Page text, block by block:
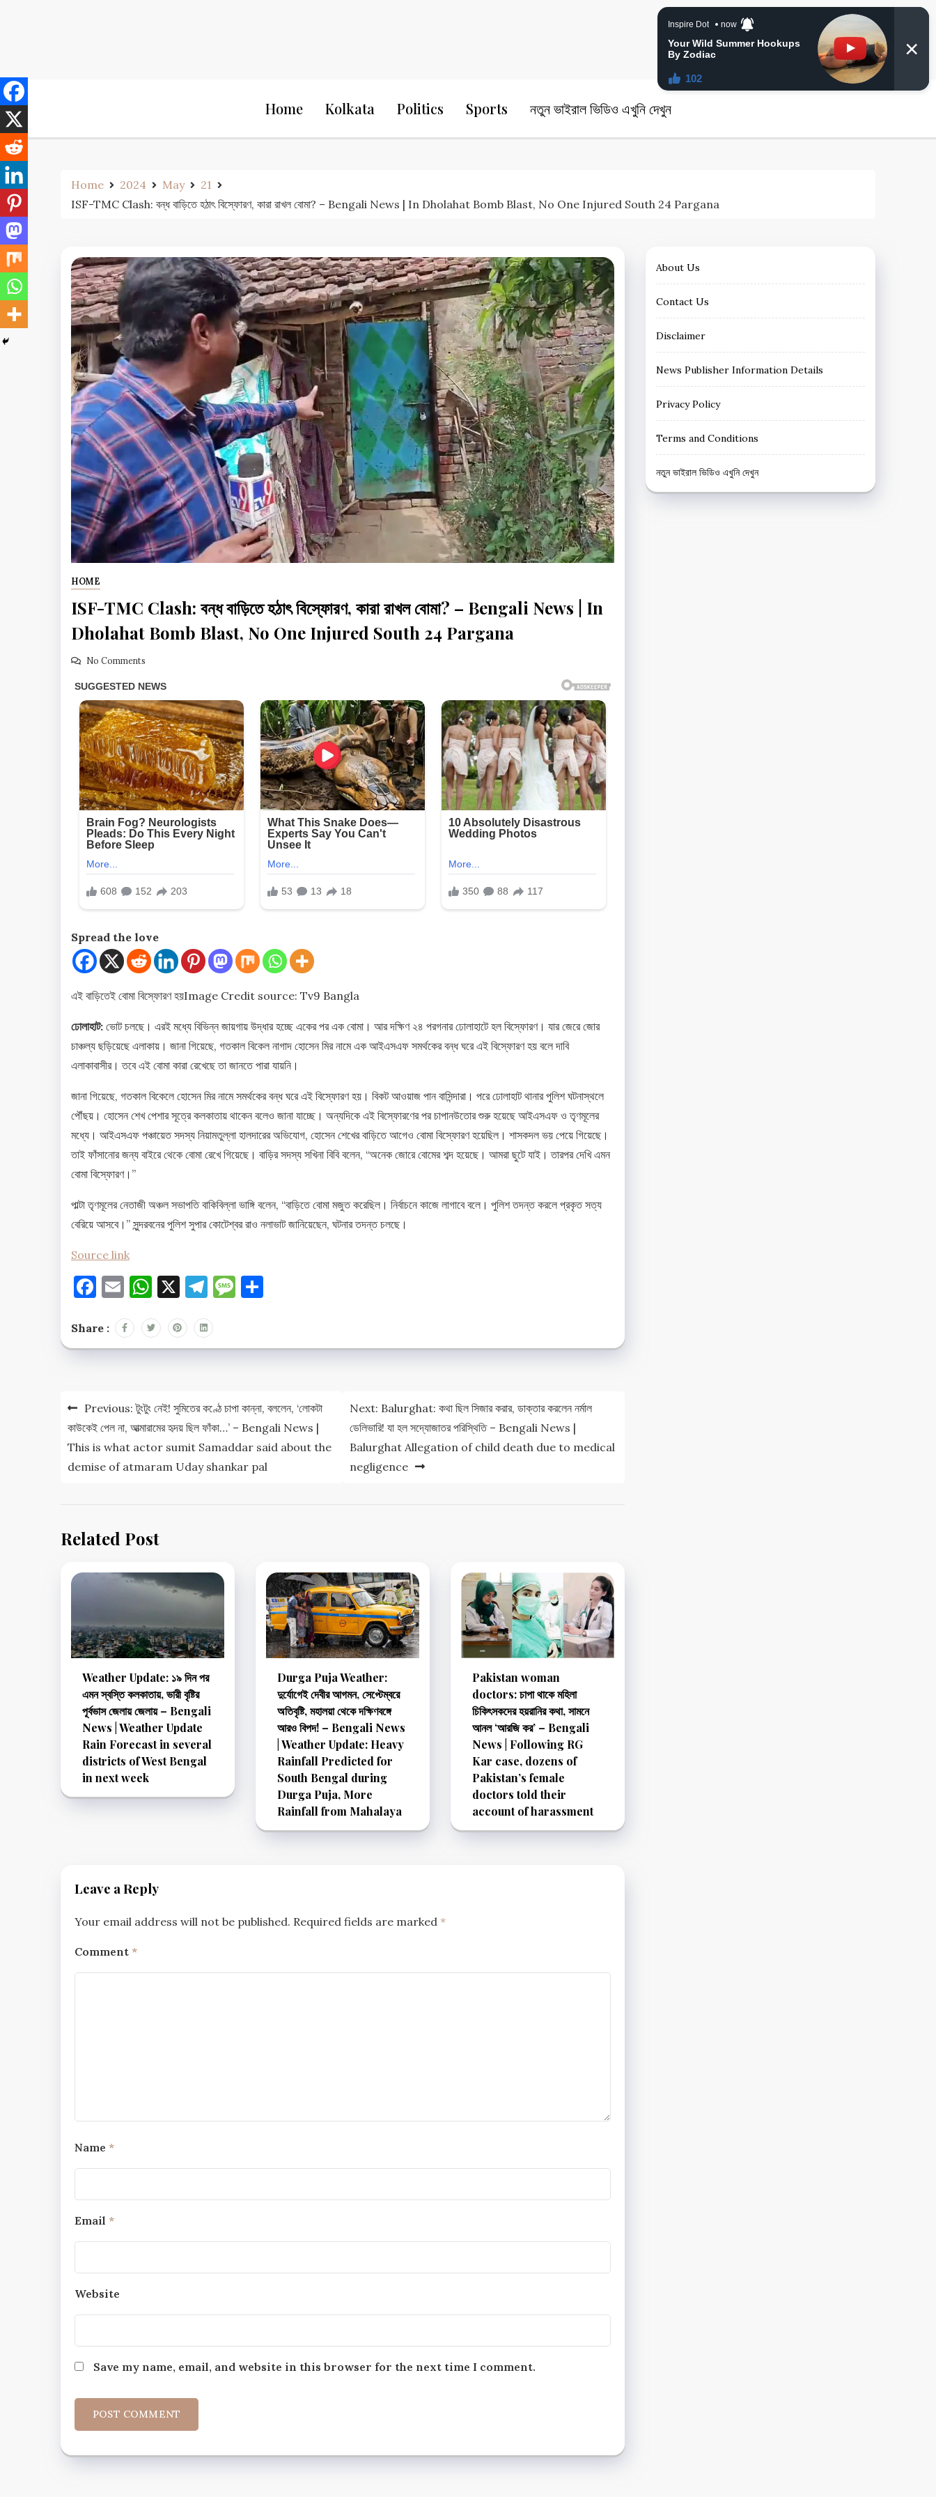
24 Ghanta Bangla News
Home Kolkata Politics Sports নতুন ভাইরাল ভিডিও এখুনি দেখুন
Home 2024 May
21
ISF-TMC Clash: বন্ধ বাড়িতে হঠাৎ বিস্ফোরণ, কারা রাখল বোমা? – Bengali News | In Dholahat Bomb Blast, No One Injured South 24 Pargana
HOME
ISF-TMC Clash: বন্ধ বাড়িতে হঠাৎ বিস্ফোরণ, কারা রাখল বোমা? – Bengali News | In
Dholahat Bomb Blast, No One Injured South 24 Pargana
No Comments
Spread the love
এই বাড়িতেই বোমা বিস্ফোরণ হয়Image Credit source: Tv9 Bangla
ঢোলাহাট: ভোট চলছে। এরই মধ্যে বিভিন্ন জায়গায় উদ্ধার হচ্ছে একের পর এক বোমা। আর দক্ষিণ ২৪ পরগনার ঢোলাহাটে হল বিস্ফোরণ। যার জেরে জোর
চাঞ্চল্য ছড়িয়েছে এলাকায়। জানা গিয়েছে, গতকাল বিকেল নাগাদ হোসেন মির নামে এক আইএসএফ সমর্থকের বন্ধ ঘরে এই বিস্ফোরণ হয় বলে দাবি
এলাকাবাসীর। তবে এই বোমা কারা রেখেছে তা জানতে পারা যায়নি।
জানা গিয়েছে, গতকাল বিকেলে হোসেন মির নামে সমর্থকের বন্ধ ঘরে এই বিস্ফোরণ হয়। বিকট আওয়াজ পান বাসিন্দারা। পরে ঢোলাহাট থানার পুলিশ ঘটনাস্থলে
পৌঁছয়। হোসেন শেখ পেশার সূত্রে কলকাতায় থাকেন বলেও জানা যাচ্ছে। অন্যদিকে এই বিস্ফোরণের পর চাপানউতোর শুরু হয়েছে আইএসএফ ও তৃণমূলের
মধ্যে। আইএসএফ পঞ্চায়েত সদস্য নিয়ামতুল্লা হালদারের অভিযোগ, হোসেন শেখের বাড়িতে আগেও বোমা বিস্ফোরণ হয়েছিল। শাসকদল ভয় পেয়ে গিয়েছে।
তাই ফাঁসানোর জন্য বাইরে থেকে বোমা রেখে গিয়েছে। বাড়ির সদস্য সখিনা বিবি বলেন, “অনেক জোরে বোমের শব্দ হয়েছে। আমরা ছুটে যাই। তারপর দেখি এমন
বোমা বিস্ফোরণ।”
পাল্টা তৃণমূলের নেতাজী অঞ্চল সভাপতি বাকিবিল্লা ভাঙ্গি বলেন, “বাড়িতে বোমা মজুত করেছিল। নির্বাচনে কাজে লাগাবে বলে। পুলিশ তদন্ত করলে প্রকৃত সত্য
বেরিয়ে আসবে।” সুন্দরবনের পুলিশ সুপার কোটেশ্বর রাও নলাভাট জানিয়েছেন, ঘটনার তদন্ত চলছে।
Source link
Facebook
EmailWhatsApp
X Telegram
Message
Share :
Post
navigation
Previous: টুংটুং নেই! সুমিতের কণ্ঠে চাপা কান্না, বললেন, ‘লোকটা
কাউকেই পেল না, আত্মারামের হৃদয় ছিল ফাঁকা…’ – Bengali News |
This is what actor sumit Samaddar said about the
demise of atmaram Uday shankar pal
Next: Balurghat: কথা ছিল সিজার করার, ডাক্তার করলেন নর্মাল
ডেলিভারি! যা হল সদ্যোজাতর পরিস্থিতি – Bengali News |
Balurghat Allegation of child death due to medical
negligence
Related Post
Weather Update: ১৯ দিন পর
এমন স্বস্তি কলকাতায়, ভারী বৃষ্টির
পূর্বভাস জেলায় জেলায় – Bengali
News | Weather Update
Rain Forecast in several
districts of West Bengal
in next week
Durga Puja Weather:
দুর্যোগেই দেবীর আগমন, সেপ্টেম্বরে
অতিবৃষ্টি, মহালয়া থেকে দক্ষিণবঙ্গে
আরও বিপদ! – Bengali News
| Weather Update: Heavy
Rainfall Predicted for
South Bengal during
Durga Puja, More
Rainfall from Mahalaya
Pakistan woman
doctors: চাপা থাকে মহিলা
চিকিৎসকদের হয়রানির কথা, সামনে
আনল ‘আরজি কর’ – Bengali
News | Following RG
Kar case, dozens of
Pakistan’s female
doctors told their
account of harassment
Leave a Reply
Your email address will not be published. Required fields are marked *
Comment *
Name *
Email *
Website
Save my name, email, and website in this browser for the next time I comment.
About Us
Contact Us
Disclaimer
News Publisher Information Details
Privacy Policy
Terms and Conditions
নতুন ভাইরাল ভিডিও এখুনি দেখুন